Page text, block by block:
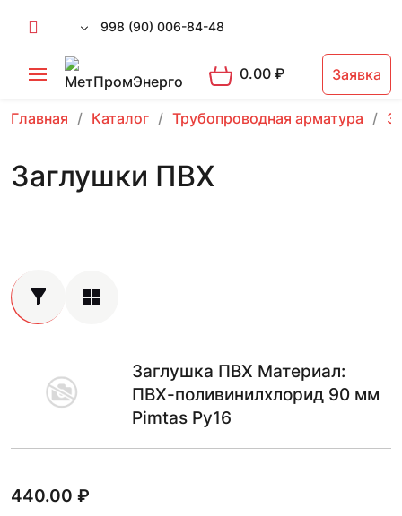
998 (90) 006-84-48
0.00₽ Заявка
Главная Каталог Трубопроводная арматура
Заглушки ПВХ
Заглушка ПВХ Материал:
ПВХ-поливинилхлорид 90 мм
Pimtas Ру16
440.00 ₽